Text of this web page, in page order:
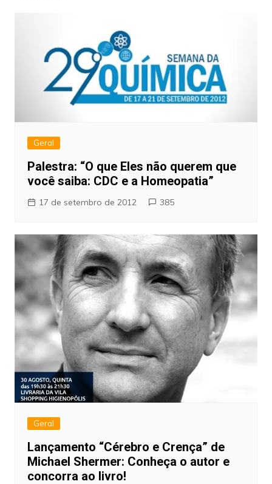
Geral
Palestra: “O que Eles não querem que
você saiba: CDC e a Homeopatia”
17 de setembro de 2012 385
Geral
Lançamento “Cérebro e Crença” de
Michael Shermer: Conheça o autor e
concorra ao livro!